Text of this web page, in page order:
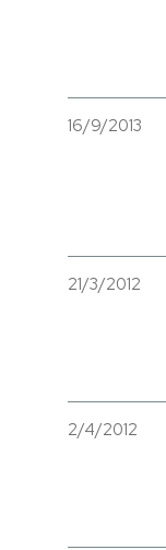
16/9/2013
21/3/2012
2/4/2012